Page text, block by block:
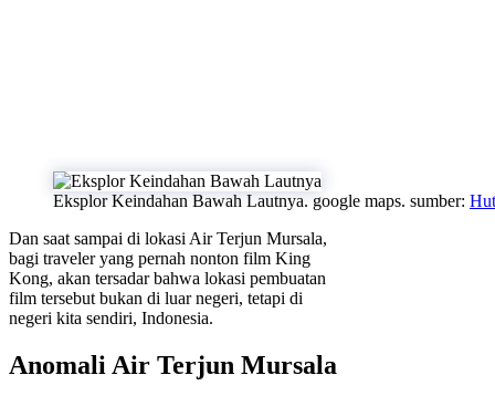
Eksplor Keindahan Bawah Lautnya. google maps. sumber:
Dan saat sampai di lokasi Air Terjun Mursala,
bagi traveler yang pernah nonton film King
Kong, akan tersadar bahwa lokasi pembuatan
film tersebut bukan di luar negeri, tetapi di
negeri kita sendiri, Indonesia.
Anomali Air Terjun Mursala